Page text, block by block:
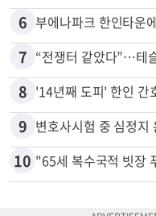
6 부에나파크 한인타운
7 “전쟁터 같았다”…테
8 '14년째 도피' 한인
9 변호사시험 중 심정지
10